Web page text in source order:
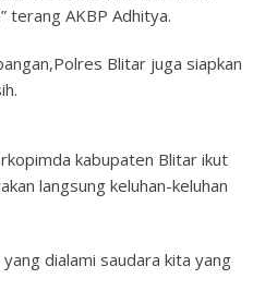
terang AKBP Adhitya.
Blitar juga siapkan
kabupaten Blitar ikut
langsung keluhan-keluhan
dialami saudara kita yang